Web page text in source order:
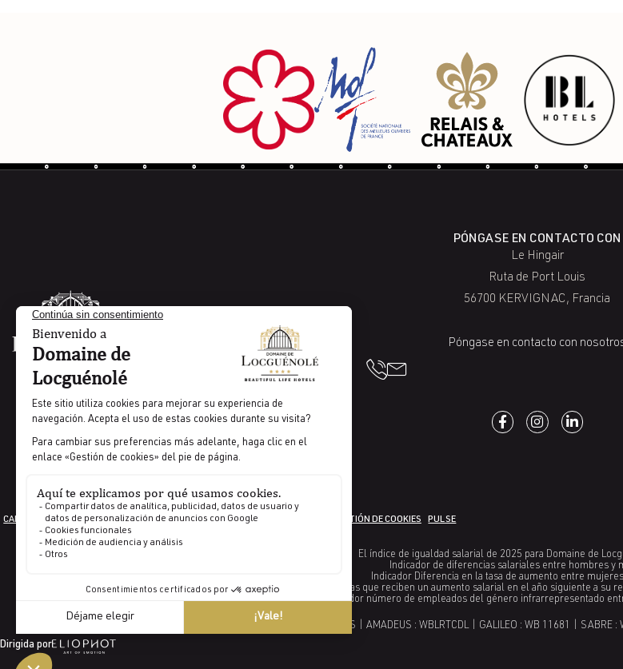
PÓNGASE EN CONTACTO CON
Le Hingair
Ruta de Port Louis
56700 KERVIGNAC, Francia
Póngase en contacto con
CARRERA PROFESIONAL INFORMACIÓN JURÍDICA CONDICIONES GENERALES GESTIÓN DE COOKIES PULSE
El índice de igualdad salarial de 2025 para Domaine de
Indicador de diferencias salariales entre hombres y
Indicador Diferencia en la tasa de aumento entre
Indicador de porcentaje de empleadas que reciben un aumento salarial en el año siguiente a su
Indicador número de empleados del género infrarrepresentado
CÓDIGOS GDS | AMADEUS : WBLRTCDL | GALILEO : WB 11681 | SABRE
Dirigida por